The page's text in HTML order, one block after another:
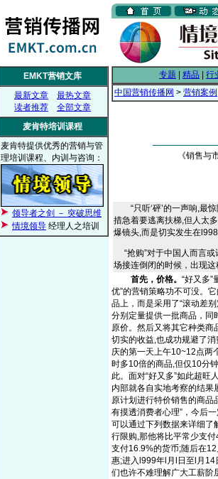
EMKT营销文库
最新文章
最热文章
读者推荐
全部文章
麦肯特培训课程
麦肯特提供优秀的营销与管
理培训课程、内训与咨询：
领导者之剑 － 突破思维
情境领导 经理人之培训
专题 精品 行
中国营销传播网 > 营销案例
《销售与
“只听‘砰’的一声响,最惊
措急着要逃离扶梯,但人太
爆镜头,而是切实发生在
“抢购”对于中国人而言或
场接连倒闭的时候，出现
首先，价格。 “好又多
优”的营销策略功不可没。
品上，而是采用了“滚动差
分别定量提供一批商品，同
原价。然后又将其它种类商
切实的收益,也成功规避了
庆的第一天上午10~12点两
时多10倍的商品,但仅10分
此。面对“好又多”如此超旺
内部就各自实地考察的结
原计划进行特价销售的商品
有摸透消费者心理”，今后
可以通过下列数据来详细
行限购,那他将比平常少支
支付16.9%的货币;随后在
惠;进入l999年l月l日至l月14
们也许不难理解广大工薪阶